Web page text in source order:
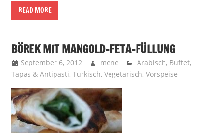
READ MORE
BÖREK MIT MANGOLD-FETA-FÜLLUNG
September 6, 2012 mene Arabisch, Buffet,
Tapas & Antipasti, Türkisch, Vegetarisch, Vorspeise